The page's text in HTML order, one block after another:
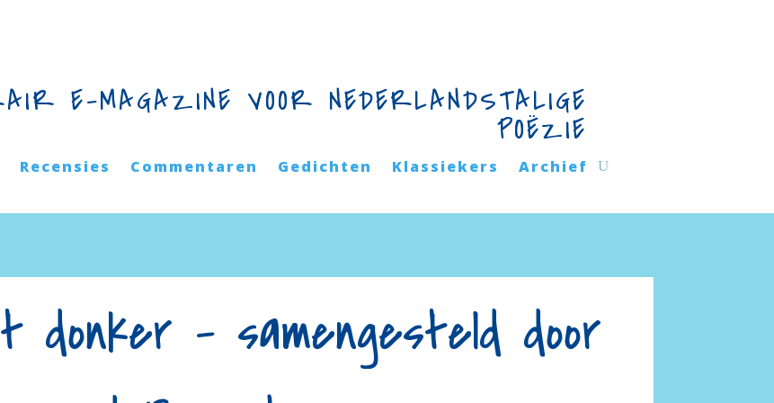
E-MAGAZINE VOOR NEDERLANDSTALIGE
POËZIE
Recensies Commentaren Gedichten Klassiekers Archief
– samengesteld door